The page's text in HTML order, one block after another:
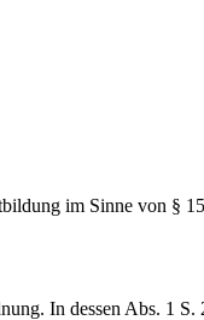
im Sinne von §
In dessen Abs. 1 S.